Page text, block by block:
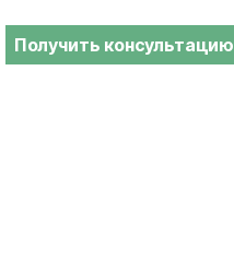
Получить консультацию